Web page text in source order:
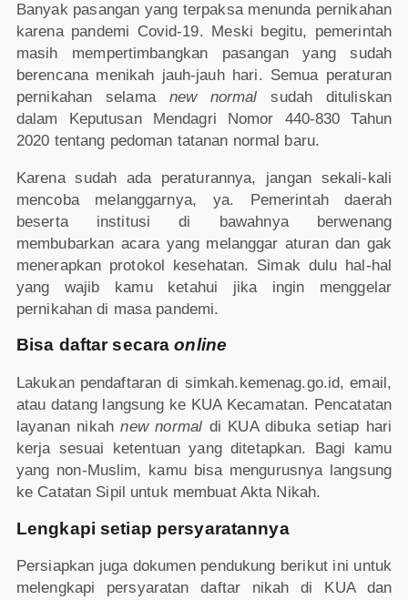
Banyak pasangan yang terpaksa menunda pernikahan
karena pandemi Covid-19. Meski begitu, pemerintah
masih mempertimbangkan pasangan yang sudah
berencana menikah jauh-jauh hari. Semua peraturan
pernikahan selama new normal sudah dituliskan
dalam Keputusan Mendagri Nomor 440-830 Tahun
2020 tentang pedoman tatanan normal baru.
Karena sudah ada peraturannya, jangan sekali-kali
mencoba melanggarnya, ya. Pemerintah daerah
beserta institusi di bawahnya berwenang
membubarkan acara yang melanggar aturan dan gak
menerapkan protokol kesehatan. Simak dulu hal-hal
yang wajib kamu ketahui jika ingin menggelar
pernikahan di masa pandemi.
Bisa daftar secaraonline
Lakukan pendaftaran di simkah.kemenag.go.id, email,
atau datang langsung ke KUA Kecamatan. Pencatatan
layanan nikahnew normal di KUA dibuka setiap hari
kerja sesuai ketentuan yang ditetapkan. Bagi kamu
yang non-Muslim, kamu bisa mengurusnya langsung
ke Catatan Sipil untuk membuat Akta Nikah.
Lengkapi setiap persyaratannya
Persiapkan juga dokumen pendukung berikut ini untuk
melengkapi persyaratan daftar nikah di KUA dan